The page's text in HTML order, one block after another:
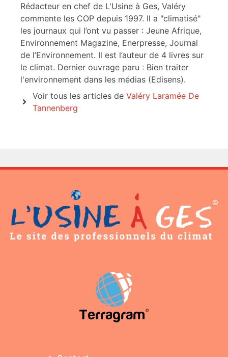
Rédacteur en chef de L'Usine à Ges, Valéry
commente les COP depuis 1997. Il a "climatisé"
les journaux qui l’ont vu passer : Jeune Afrique,
Environnement Magazine, Enerpresse, Journal
de l’Environnement. Il est l’auteur de 4 livres sur
le climat. Dernier ouvrage paru : Bien traiter
l'environnement dans les médias (Edisens).
Voir tous les articles de Valéry Laramée De
Tannenberg